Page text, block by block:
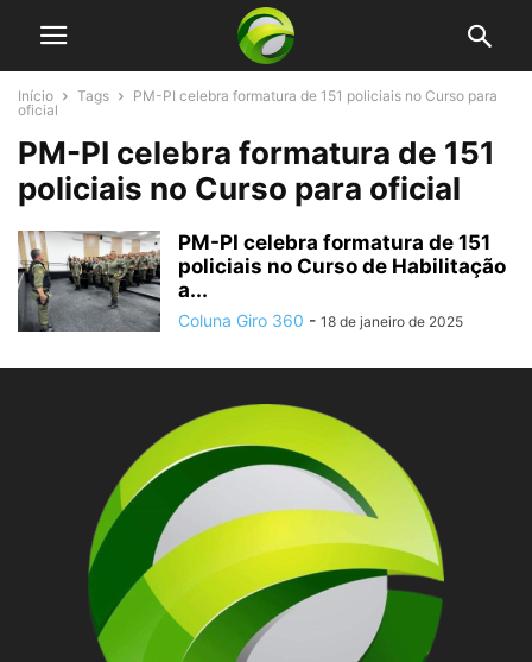
Início Tags
PM-PI celebra formatura de 151 policiais no Curso para
oficial
PM-PI celebra formatura de 151
policiais no Curso para oficial
PM-PI celebra formatura de 151
policiais no Curso de Habilitação
a...
Coluna Giro 360 - 18 de janeiro de 2025